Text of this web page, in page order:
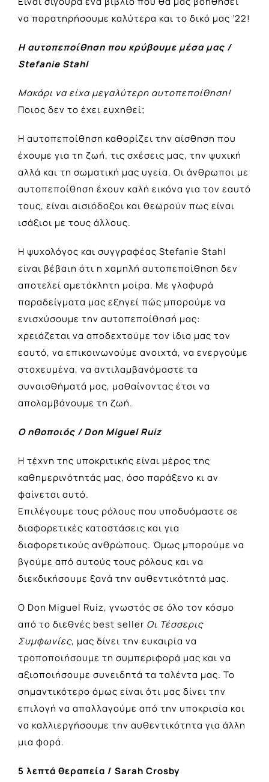
να παρατηρήσουμε καλύτερα και το δικό μας ’22!
Η αυτοπεποίθηση που κρύβουμε μέσα μας /
Stefanie Stahl
Μακάρι να είχα μεγαλύτερη αυτοπεποίθηση!
Ποιος δεν το έχει ευχηθεί;
Η αυτοπεποίθηση καθορίζει την αίσθηση που
έχουμε για τη ζωή, τις σχέσεις μας, την ψυχική
αλλά και τη σωματική μας υγεία. Οι άνθρωποι με
αυτοπεποίθηση έχουν καλή εικόνα για τον εαυτό
τους, είναι αισιόδοξοι και θεωρούν πως είναι
ισάξιοι με τους άλλους.
Η ψυχολόγος και συγγραφέας Stefanie Stahl
είναι βέβαιη ότι η χαμηλή αυτοπεποίθηση δεν
αποτελεί αμετάκλητη μοίρα. Με γλαφυρά
παραδείγματα μας εξηγεί πώς μπορούμε να
ενισχύσουμε την αυτοπεποίθησή μας:
χρειάζεται να αποδεχτούμε τον ίδιο μας τον
εαυτό, να επικοινωνούμε ανοιχτά, να ενεργούμε
στοχευμένα, να αντιλαμβανόμαστε τα
συναισθήματά μας, μαθαίνοντας έτσι να
απολαμβάνουμε τη ζωή.
Ο ηθοποιός / Don Miguel Ruiz
Η τέχνη της υποκριτικής είναι μέρος της
καθημερινότητάς μας, όσο παράξενο κι αν
φαίνεται αυτό.
Επιλέγουμε τους ρόλους που υποδυόμαστε σε
διαφορετικές καταστάσεις και για
διαφορετικούς ανθρώπους. Όμως μπορούμε να
βγούμε από αυτούς τους ρόλους και να
διεκδικήσουμε ξανά την αυθεντικότητά μας.
Ο Don Miguel Ruiz, γνωστός σε όλο τον κόσμο
από το διεθνές best seller Οι Τέσσερις
Συμφωνίες, μας δίνει την ευκαιρία να
τροποποιήσουμε τη συμπεριφορά μας και να
αξιοποιήσουμε συνειδητά τα ταλέντα μας. Το
σημαντικότερο όμως είναι ότι μας δίνει την
επιλογή να απαλλαγούμε από την υποκρισία και
να καλλιεργήσουμε την αυθεντικότητα για άλλη
μια φορά.
5 λεπτά θεραπεία / Sarah Crosby